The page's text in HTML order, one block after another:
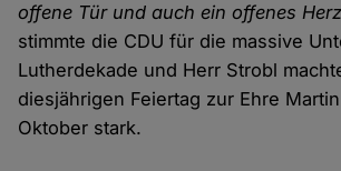
offene Tür und auch ein offenes
stimmte die CDU für die massive
Lutherdekade und Herr Strobl
diesjährigen Feiertag zur Ehre
Oktober stark.